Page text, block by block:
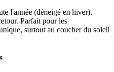
l'année (déneigé en hiver).
Parfait pour les
surtout au coucher du soleil